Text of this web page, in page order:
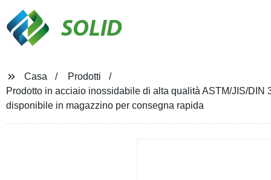
SOLID
Casa
Prodotti
Prodotto in acciaio inossidabile di alta qualità ASTM/JIS/
disponibile in magazzino per consegna rapida